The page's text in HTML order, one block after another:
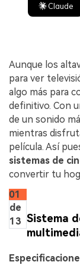
Claude
Aunque los
para ver
algo más para
definitivo. Con
de un sonido
mientras
película. Así
sistemas de
convertir tu
01
de
13 Sistema